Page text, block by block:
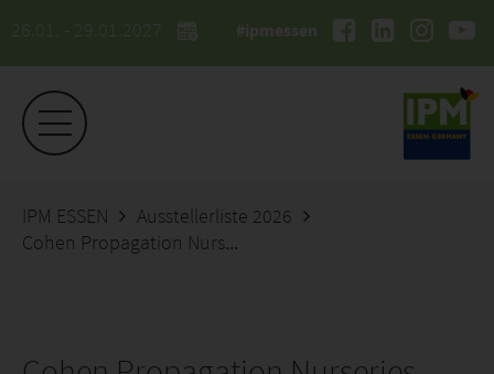
26.01. - 29.01.2027 #ipmessen
IPM ESSEN
Ausstellerliste 2026
Cohen Propagation Nurseries Ltd.